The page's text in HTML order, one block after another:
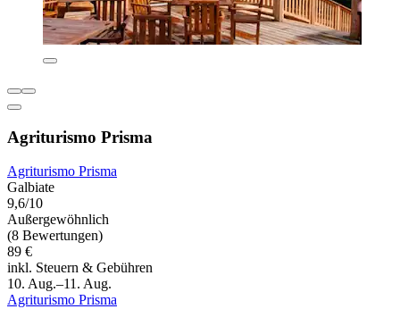
Agriturismo Prisma
Agriturismo Prisma
Galbiate
9,6/10
Außergewöhnlich
(8 Bewertungen)
89 €
inkl. Steuern & Gebühren
10. Aug.–11. Aug.
Agriturismo Prisma